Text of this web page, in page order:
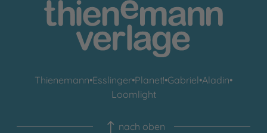
Thienemann•Esslinger•Planet!•Gabriel•Aladin•
Loomlight
nach oben